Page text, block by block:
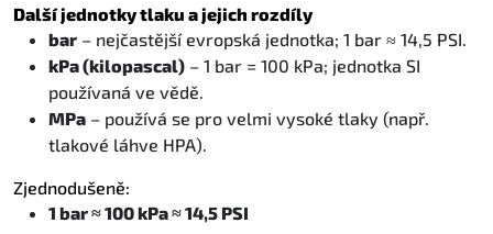
Další jednotky tlaku a jejich rozdíly
bar – nejčastější evropská jednotka; 1 bar ≈ 14,5 PSI.
kPa (kilopascal) – 1 bar = 100 kPa; jednotka SI
používaná ve vědě.
MPa – používá se pro velmi vysoké tlaky (např.
tlakové láhve HPA).
Zjednodušeně:
1 bar ≈ 100 kPa ≈ 14,5 PSI